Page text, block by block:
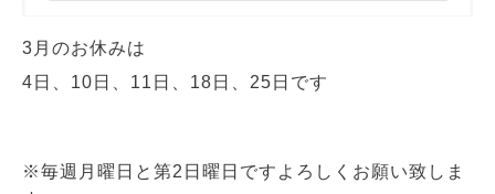
3月のお休みは
4日、10日、11日、18日、25日です
※毎週月曜日と 第2日曜日ですよろしくお願い致しま